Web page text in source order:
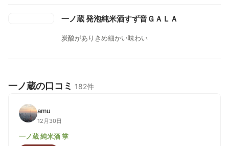
一ノ蔵 発泡純米酒すず音ＧＡＬＡ
炭酸がありきめ細かい味わい
一ノ蔵の口コミ 182件
amu
12月30日
一ノ蔵 純米酒 掌